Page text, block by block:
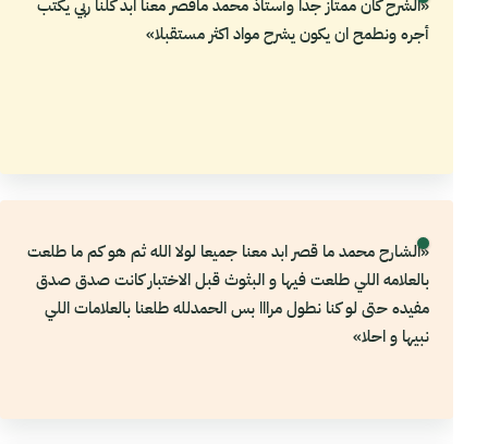
«الشرح كان ممتاز جدا وأستاذ محمد ماقصر معنا ابد كلنا ربي يكتب
أجره ونطمح ان يكون يشرح مواد اكثر مستقبلا»
«الشارح محمد ما قصر ابد معنا جميعا لولا الله ثم هو كم ما طلعت
بالعلامه اللي طلعت فيها و البثوث قبل الاختبار كانت صدق صدق
مفيده حتى لو كنا نطول مرااا بس الحمدلله طلعنا بالعلامات اللي
نبيها و احلا»